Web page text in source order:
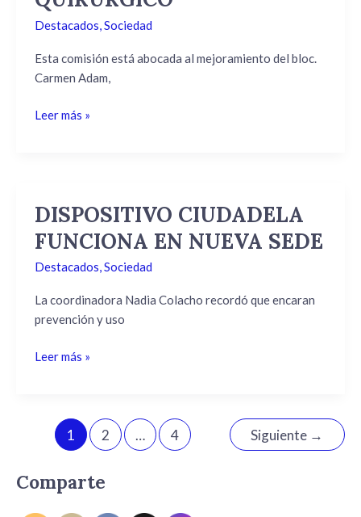
Destacados,Sociedad
Esta comisión está abocada al mejoramiento del bloc.
Carmen Adam,
JOSÉ
TRABAJA
QUIRÚRGICO
Leer más »
DISPOSITIVO CIUDADELA
FUNCIONA EN NUEVA SEDE
Destacados,Sociedad
La coordinadora Nadia Colacho recordó que encaran
prevención y uso
DISPOSITIVO
FUNCIONA
EN
SEDE
Leer más »
1 2 … 4 Siguiente →
Comparte